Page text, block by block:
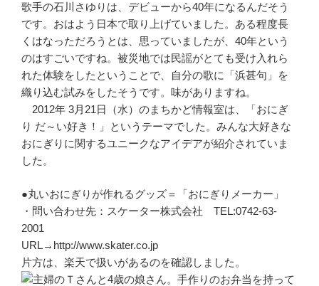
歌手の石川さゆりは、デビューから40年になるんだそう
です。おはよう日本で取り上げていました。ある程度長
くはなっただろうとは、思っていましたが、40年という
のはすごいですね。被災地では民謡がとても受け入れら
れた体験をしたということで、自分の歌に「浜甚句」を
織り込む試みをしたそうです。味がありますね。
2012年 3月21日（水）のまちかど情報室は、「おにぎ
り だ～い好き！」というテーマでした。みんな大好きな
おにぎりに関するユニークなアイデアが紹介されていま
した。
●丸いおにぎりが作れるグッズ＝「おにぎりメーカー」
・問い合わせ先：スケーター株式会社 TEL:0742-63-
2001
URL→http://www.skater.co.jp
片方は、楽天で扱いがあるのを確認しました。
主婦のＴさんと4歳の娘さん。手作りのお弁当を持って